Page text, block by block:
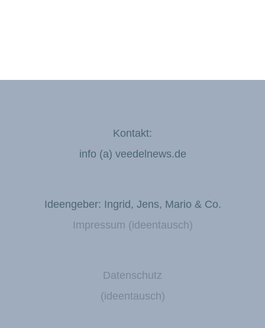
Kontakt:
info (a) veedelnews.de
Ideengeber: Ingrid, Jens, Mario & Co.
Impressum (ideentausch)
Datenschutz
(ideentausch)